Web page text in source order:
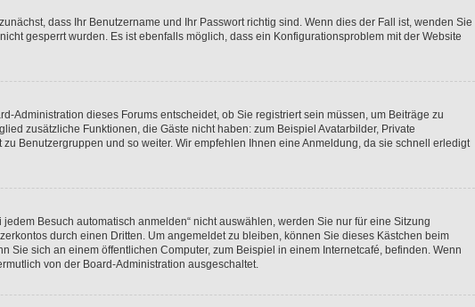
dass Ihr Benutzername und Ihr Passwort richtig sind. Wenn dies der Fall ist, wenden Sie
gesperrt wurden. Es ist ebenfalls möglich, dass ein Konfigurationsproblem mit der Website
Administration dieses Forums entscheidet, ob Sie registriert sein müssen, um Beiträge zu
zusätzliche Funktionen, die Gäste nicht haben: zum Beispiel Avatarbilder, Private
Benutzergruppen und so weiter. Wir empfehlen Ihnen eine Anmeldung, da sie schnell erledigt
Besuch automatisch anmelden“ nicht auswählen, werden Sie nur für eine Sitzung
durch einen Dritten. Um angemeldet zu bleiben, können Sie dieses Kästchen beim
Sie sich an einem öffentlichen Computer, zum Beispiel in einem Internetcafé, befinden. Wenn
von der Board-Administration ausgeschaltet.